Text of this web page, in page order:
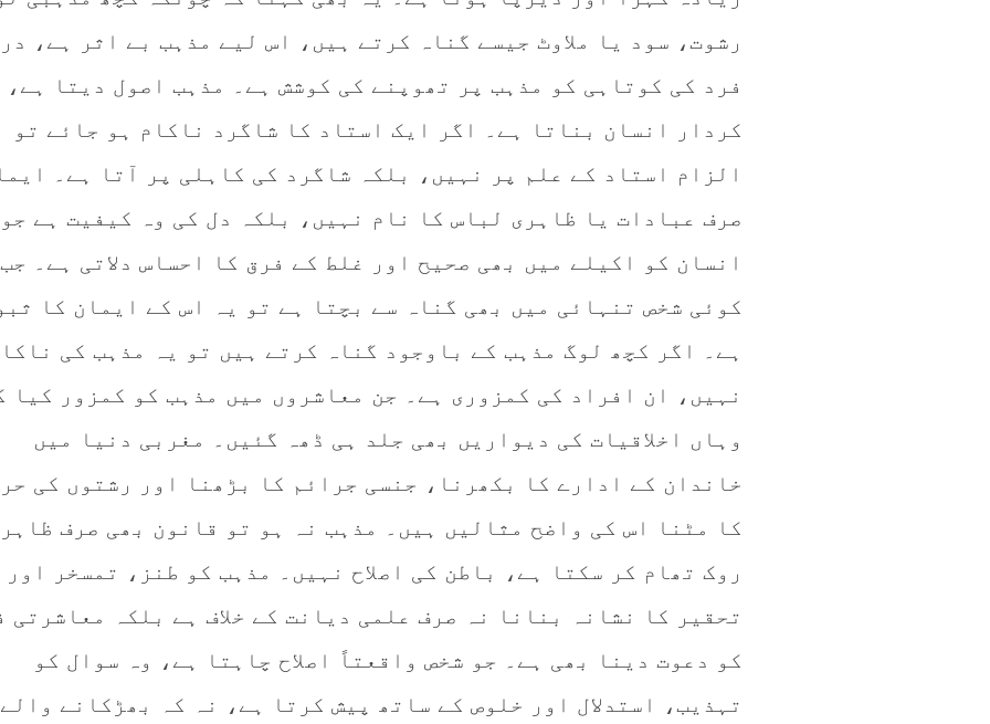
رشوت، سود یا ملاوٹ جیسے گناہ کرتے ہیں، اس لیے مذہب بے اثر ہے،
فرد کی کوتاہی کو مذہب پر تھوپنے کی کوشش ہے۔ مذہب اصول دیتا ہے،
کردار انسان بناتا ہے۔ اگر ایک استاد کا شاگرد ناکام ہو جائے تو
الزام استاد کے علم پر نہیں، بلکہ شاگرد کی کاہلی پر آتا ہے۔
صرف عبادات یا ظاہری لباس کا نام نہیں، بلکہ دل کی وہ کیفیت ہے جو
انسان کو اکیلے میں بھی صحیح اور غلط کے فرق کا احساس دلاتی ہے۔ جب
کوئی شخص تنہائی میں بھی گناہ سے بچتا ہے تو یہ اس کے ایمان کا
ہے۔ اگر کچھ لوگ مذہب کے باوجود گناہ کرتے ہیں تو یہ مذہب کی
نہیں، ان افراد کی کمزوری ہے۔ جن معاشروں میں مذہب کو کمزور کیا
وہاں اخلاقیات کی دیواریں بھی جلد ہی ڈھہ گئیں۔ مغربی دنیا میں
خاندان کے ادارے کا بکھرنا، جنسی جرائم کا بڑھنا اور رشتوں کی
کا مٹنا اس کی واضح مثالیں ہیں۔ مذہب نہ ہو تو قانون بھی صرف
روک تھام کر سکتا ہے، باطن کی اصلاح نہیں۔ مذہب کو طنز، تمسخر اور
تحقیر کا نشانہ بنانا نہ صرف علمی دیانت کے خلاف ہے بلکہ معاشرتی
کو دعوت دینا بھی ہے۔ جو شخص واقعتاً اصلاح چاہتا ہے، وہ سوال کو
تہذیب، استدلال اور خلوص کے ساتھ پیش کرتا ہے، نہ کہ بھڑکانے والے